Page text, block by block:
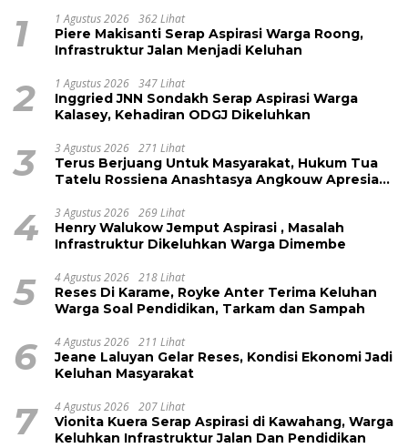
1 1 Agustus 2026 362 Lihat
Piere Makisanti Serap Aspirasi Warga Roong,
Infrastruktur Jalan Menjadi Keluhan
2 1 Agustus 2026 347 Lihat
Inggried JNN Sondakh Serap Aspirasi Warga
Kalasey, Kehadiran ODGJ Dikeluhkan
3 3 Agustus 2026 271 Lihat
Terus Berjuang Untuk Masyarakat, Hukum Tua
Tatelu Rossiena Anashtasya Angkouw Apresiasi
4 3 Agustus 2026 269 Lihat
Henry Walukow Jemput Aspirasi , Masalah
Infrastruktur Dikeluhkan Warga Dimembe
5 4 Agustus 2026 218 Lihat
Reses Di Karame, Royke Anter Terima Keluhan
Warga Soal Pendidikan, Tarkam dan Sampah
6 4 Agustus 2026 211 Lihat
Jeane Laluyan Gelar Reses, Kondisi Ekonomi Jadi
Keluhan Masyarakat
7 4 Agustus 2026 207 Lihat
Vionita Kuera Serap Aspirasi di Kawahang, Warga
Keluhkan Infrastruktur Jalan Dan Pendidikan